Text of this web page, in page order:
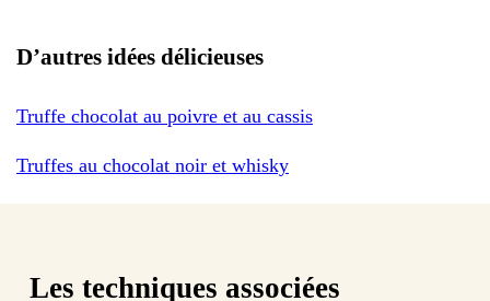
D’autres idées délicieuses
Truffe chocolat au poivre et au cassis
Truffes au chocolat noir et whisky
Les techniques associées